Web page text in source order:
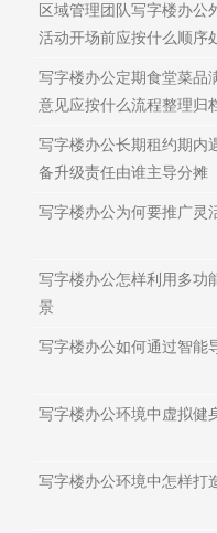
区域管理团队写字楼办公
活动开场前应按什么顺序
写字楼办公定期食堂菜品
意见应按什么流程整理归
写字楼办公长期租约期内
备升级责任由谁主导分摊
写字楼办公为何要推广灵
写字楼办公怎样利用多功
景
写字楼办公如何通过智能
写字楼办公环境中虚拟健
写字楼办公环境中怎样打